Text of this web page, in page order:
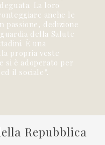
La loro
anche le
passione, dedizione
della Salute
È una
propria veste
si è adoperato per
il sociale”.
Repubblica